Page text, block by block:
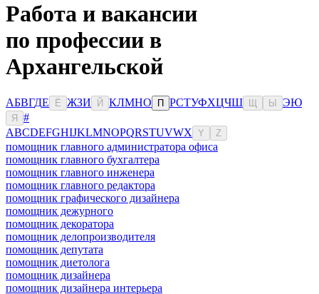
Работа и вакансии
по профессии в
Архангельской
АБВГДЕ Ё ЖЗИ Й КЛМНО П РСТУФХЦЧШ Ы ЭЮ
Я
#
ABCDEFGHIJKLMNOPQRSTUVWX Y Z
помощник главного администратора офиса
помощник главного бухгалтера
помощник главного инженера
помощник главного редактора
помощник графического дизайнера
помощник дежурного
помощник декоратора
помощник делопроизводителя
помощник депутата
помощник диетолога
помощник дизайнера
помощник дизайнера интерьера